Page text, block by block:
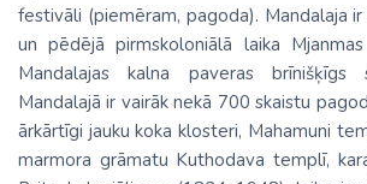
festivāli (piemēram, pagoda). Mandalaja
unpēdējāpirmskoloniālā laika
Mandalajas kalna paveras
Mandalajā ir vairāk nekā 700 skaistu
ārkārtīgi jauku koka klosteri, Mahamuni
marmora grāmatu Kuthodava templī,